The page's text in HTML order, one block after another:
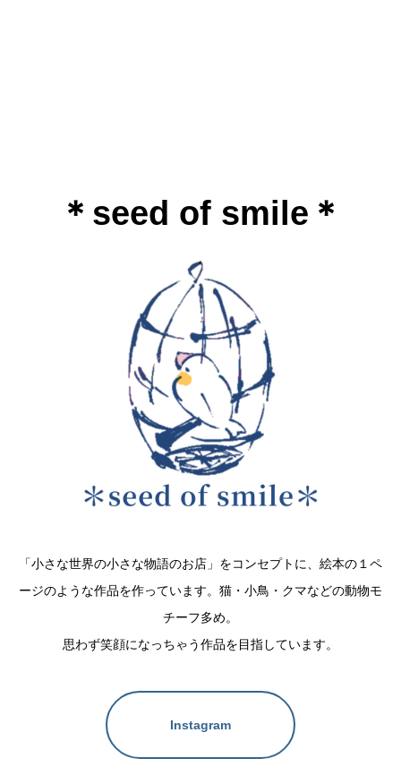
＊seed of smile＊
「小さな世界の小さな物語のお店」をコンセプトに、絵本の１ペ
ージのような作品を作っています。猫・小鳥・クマなどの動物モ
チーフ多め。
思わず笑顔になっちゃう作品を目指しています。
Instagram